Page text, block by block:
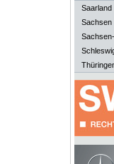
Saarland
Sachsen